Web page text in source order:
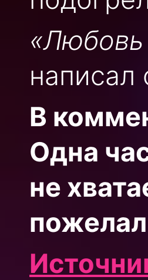
«Любовь
написал
В
Одна
не